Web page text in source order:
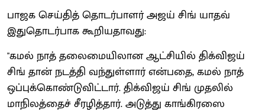
பாஜக செய்தித் தொடர்பாளர் அஜய் சிங் யாதவ்
இதுதொடர்பாக கூறியதாவது:
"கமல் நாத் தலைமையிலான ஆட்சியில் திக்விஜய்
சிங் தான் நடத்தி வந்துள்ளார் என்பதை, கமல் நாத்
ஒப்புக்கொண்டுவிட்டார். திக்விஜய் சிங் முதலில்
மாநிலத்தைச் சீரழித்தார். அடுத்து காங்கிரஸை